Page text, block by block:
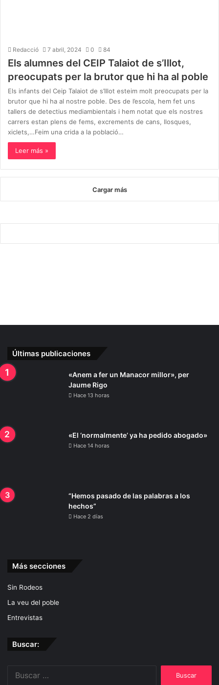
Redacció 7 abril, 2024 0 84
Els alumnes del CEIP Talaiot de s’Illot,
preocupats per la brutor que hi ha al poble
Els infants del Ceip Talaiot de s’Illot esteim molt preocupats per la
brutor que hi ha al nostre poble. Des de l’escola, hem fet uns
tallers de detectius mediambientals i hem notat que els nostres
carrers estan plens de fems, excrements de cans, llosques,
xiclets,…Feim una crida a la població…
Leer más »
Cargar más
Últimas publicaciones
«Anem a fer un Manacor millor», per
Jaume Rigo
Hace 13 horas
«El ‘normalmente’ ya ha pedido abogado»
Hace 14 horas
“Hemos pasado de las palabras a los
hechos”
Hace 2 días
Más secciones
Sin Rodeos
La veu del poble
Entrevistas
Buscar: